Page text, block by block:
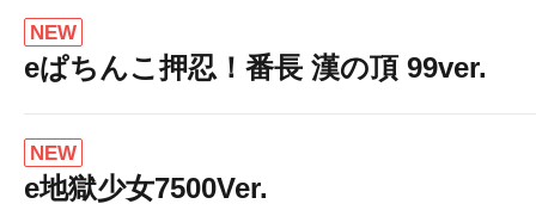
NEW
eぱちんこ押忍！番長 漢の頂 99ver.
NEW
e地獄少女7500Ver.